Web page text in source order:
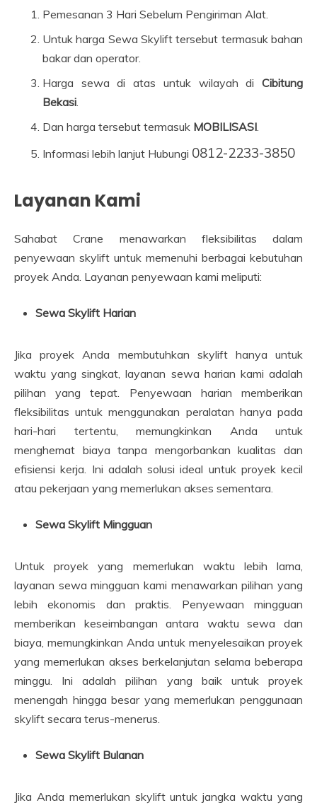
Pemesanan 3 Hari Sebelum Pengiriman Alat.
Untuk harga Sewa Skylift tersebut termasuk bahan
bakar dan operator.
Harga sewa di atas untuk wilayah di Cibitung
Bekasi.
Dan harga tersebut termasuk MOBILISASI.
Informasi lebih lanjut Hubungi 0812-2233-3850
Layanan Kami
Sahabat Crane menawarkan fleksibilitas dalam
penyewaan skylift untuk memenuhi berbagai kebutuhan
proyek Anda. Layanan penyewaan kami meliputi:
Sewa Skylift Harian
Jika proyek Anda membutuhkan skylift hanya untuk
waktu yang singkat, layanan sewa harian kami adalah
pilihan yang tepat. Penyewaan harian memberikan
fleksibilitas untuk menggunakan peralatan hanya pada
hari-hari tertentu, memungkinkan Anda untuk
menghemat biaya tanpa mengorbankan kualitas dan
efisiensi kerja. Ini adalah solusi ideal untuk proyek kecil
atau pekerjaan yang memerlukan akses sementara.
Sewa Skylift Mingguan
Untuk proyek yang memerlukan waktu lebih lama,
layanan sewa mingguan kami menawarkan pilihan yang
lebih ekonomis dan praktis. Penyewaan mingguan
memberikan keseimbangan antara waktu sewa dan
biaya, memungkinkan Anda untuk menyelesaikan proyek
yang memerlukan akses berkelanjutan selama beberapa
minggu. Ini adalah pilihan yang baik untuk proyek
menengah hingga besar yang memerlukan penggunaan
skylift secara terus-menerus.
Sewa Skylift Bulanan
Jika Anda memerlukan skylift untuk jangka waktu yang